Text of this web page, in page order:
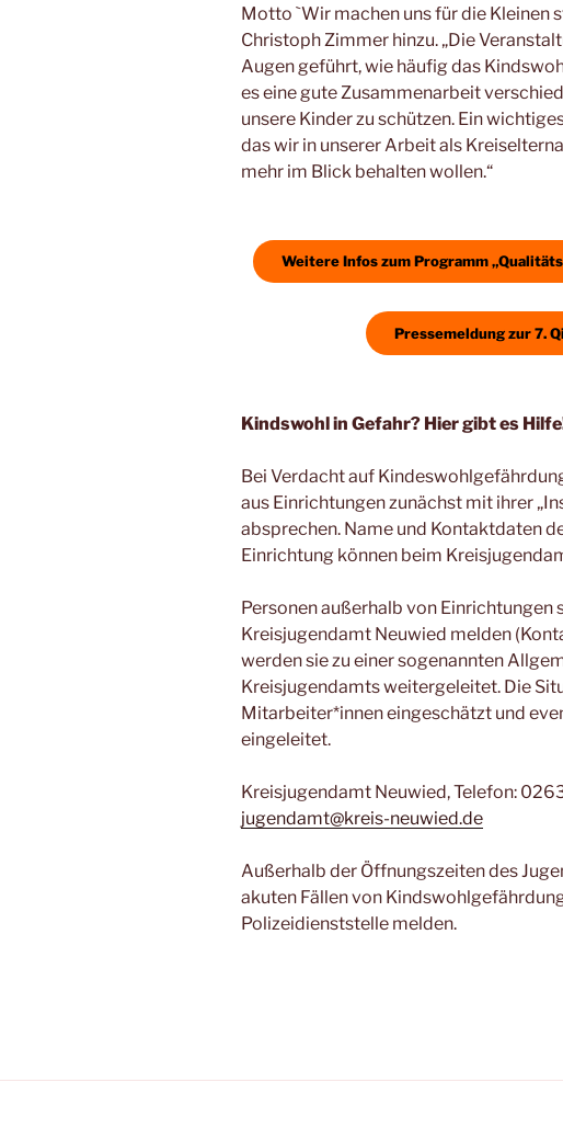
Motto `Wir machen uns für die Kleinen
Christoph Zimmer hinzu. „Die
Augen geführt, wie häufig das
es eine gute Zusammenarbeit
unsere Kinder zu schützen. Ein
das wir in unserer Arbeit als
mehr im Blick behalten wollen.“
Weitere Infos zum Programm
Pressemeldung zur 7.
Kindswohl in Gefahr? Hier gibt es
Bei Verdacht auf
aus Einrichtungen zunächst mit ihrer
absprechen. Name und Kontaktdaten
Einrichtung können beim
Personen außerhalb von Einrichtungen
Kreisjugendamt Neuwied melden
werden sie zu einer sogenannten
Kreisjugendamts weitergeleitet. Die
Mitarbeiter*innen eingeschätzt und
eingeleitet.
Kreisjugendamt Neuwied, Telefon:
jugendamt@kreis-neuwied.de
Außerhalb der Öffnungszeiten des
akuten Fällen von
Polizeidienststelle melden.